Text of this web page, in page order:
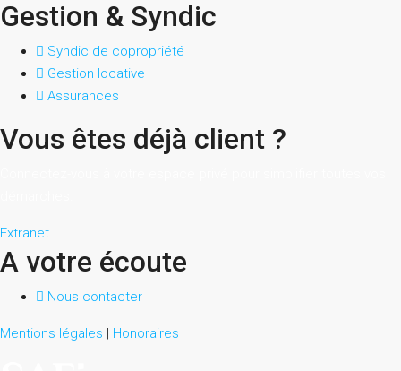
Gestion & Syndic
Syndic de copropriété
Gestion locative
Assurances
Vous êtes déjà client ?
Extranet
A votre écoute
Nous contacter
Mentions légales | Honoraires